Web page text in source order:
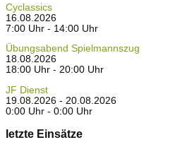
Cyclassics
16.08.2026
7:00 Uhr - 14:00 Uhr
Übungsabend Spielmannszug
18.08.2026
18:00 Uhr - 20:00 Uhr
JF Dienst
19.08.2026 - 20.08.2026
0:00 Uhr - 0:00 Uhr
letzte Einsätze